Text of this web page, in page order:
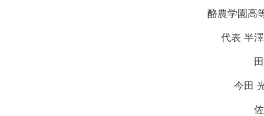
酪農学園高
代表 半
今田